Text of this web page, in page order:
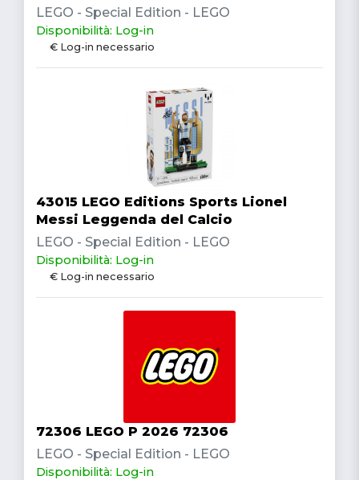
LEGO - Special Edition - LEGO
Disponibilità: Log-in
€ Log-in necessario
43015 LEGO Editions Sports Lionel
Messi Leggenda del Calcio
LEGO - Special Edition - LEGO
Disponibilità: Log-in
€ Log-in necessario
72306 LEGO P 2026 72306
LEGO - Special Edition - LEGO
Disponibilità: Log-in